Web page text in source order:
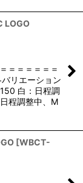
LOGO
＝＝＝＝＝＝
リエーション
白：日程調
程調整中、M
[WBCT-